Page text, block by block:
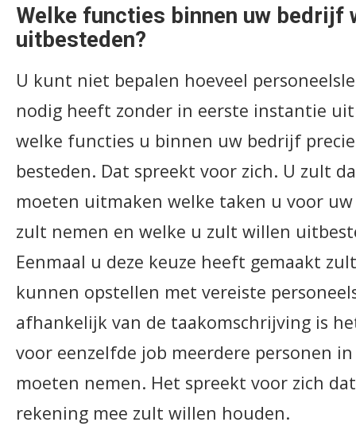
Welke functies binnen uw bedrijf
uitbesteden?
U kunt niet bepalen hoeveel
nodig heeft zonder in eerste instantie
welke functies u binnen uw bedrijf
besteden. Dat spreekt voor zich. U zult
moeten uitmaken welke taken u voor
zult nemen en welke u zult willen
Eenmaal u deze keuze heeft gemaakt
kunnen opstellen met vereiste
afhankelijk van de taakomschrijving is
voor eenzelfde job meerdere personen
moeten nemen. Het spreekt voor zich
rekening mee zult willen houden.